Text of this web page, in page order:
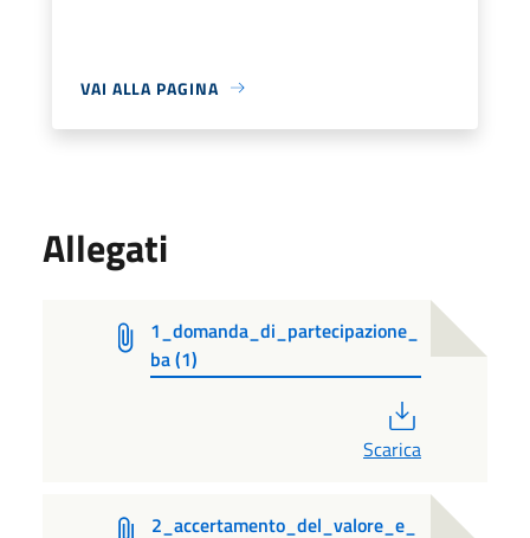
VAI ALLA PAGINA
Allegati
1_domanda_di_partecipazione_
ba (1)
Scarica
2_accertamento_del_valore_e_